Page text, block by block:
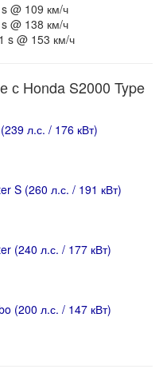
@ 109 км/ч
@ 138 км/ч
s @ 153 км/ч
с Honda S2000 Type
л.с. / 176 кВт)
S (260 л.с. / 191 кВт)
(240 л.с. / 177 кВт)
(200 л.с. / 147 кВт)